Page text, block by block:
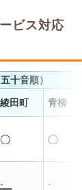
を実現！温める
ビス対応
十音順）
綾田町 青柳
◯ ◯
- -